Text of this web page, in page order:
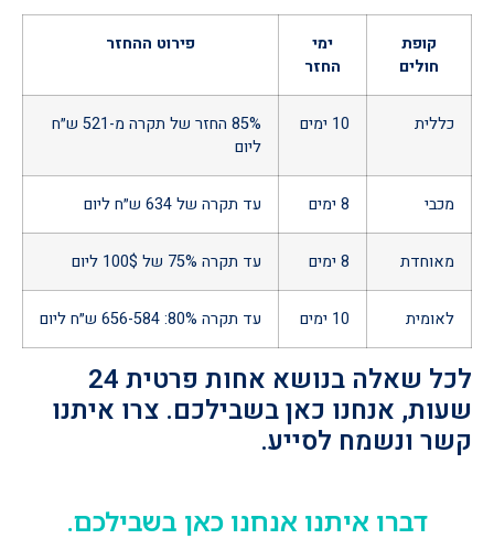
קופת
חולים
ימי
החזר
פירוט ההחזר
כללית
85% החזר של תקרה מ-521 ש״ח
ליום
מכבי עד תקרה של 634 ש״ח ליום
מאוחדת עד תקרה 75% של 100$ ליום
לאומית עד תקרה 80%: 656-584 ש״ח ליום
לכל שאלה בנושא אחות פרטית 24
שעות, אנחנו כאן בשבילכם. צרו איתנו
קשר ונשמח לסייע.
דברו איתנו אנחנו כאן בשבילכם.